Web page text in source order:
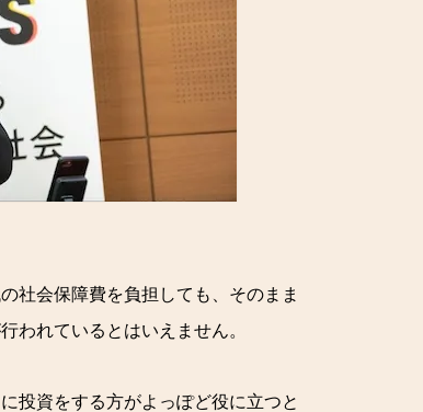
社会保障費を負担しても、そのまま
われているとはいえません。
投資をする方がよっぽど役に立つと